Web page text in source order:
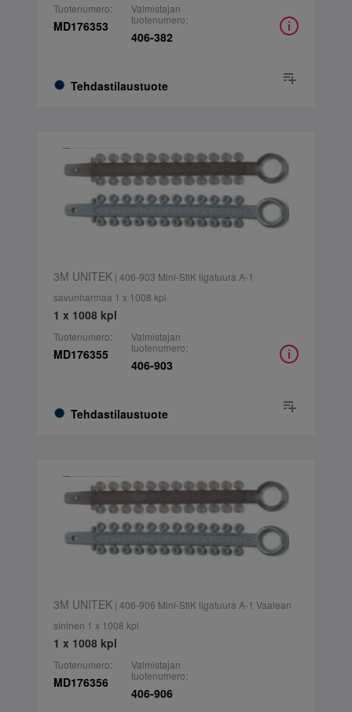
Tuotenumero:
MD176353
Tehdastilaustuote
Valmistajan
tuotenumero:
406-382
3M UNITEK| 406-903 Mini-StiK ligatuura A-1
savunharmaa 1 x 1008 kpl
1 x 1008 kpl
Tuotenumero:
MD176355
Tehdastilaustuote
Valmistajan
tuotenumero:
406-903
3M UNITEK| 406-906 Mini-StiK ligatuura A-1 Vaalean
sininen 1 x 1008 kpl
1 x 1008 kpl
Tuotenumero:
MD176356
Valmistajan
tuotenumero:
406-906